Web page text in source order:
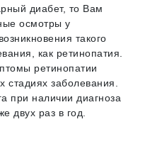
диабет, то Вам
осмотры у
такого
как ретинопатия.
ретинопатии
заболевания.
при наличии диагноза
двух раз в год.